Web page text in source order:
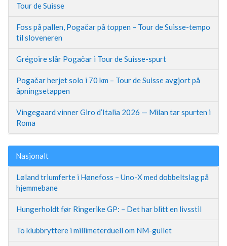
Tour de Suisse
Foss på pallen, Pogačar på toppen – Tour de Suisse-tempo
til sloveneren
Grégoire slår Pogačar i Tour de Suisse-spurt
Pogačar herjet solo i 70 km – Tour de Suisse avgjort på
åpningsetappen
Vingegaard vinner Giro d’Italia 2026 — Milan tar spurten i
Roma
Nasjonalt
Løland triumferte i Hønefoss – Uno-X med dobbeltslag på
hjemmebane
Hungerholdt før Ringerike GP: – Det har blitt en livsstil
To klubbryttere i millimeterduell om NM-gullet